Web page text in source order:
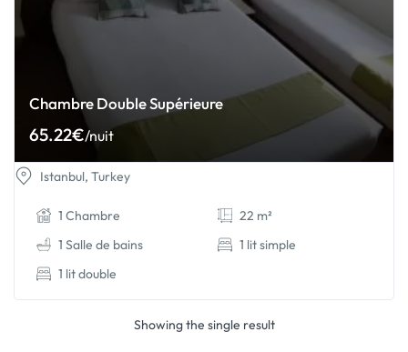
Chambre Double Supérieure
65.22€/nuit
Istanbul, Turkey
1 Chambre
22 m²
1 Salle de bains
1 lit simple
1 lit double
Showing the single result